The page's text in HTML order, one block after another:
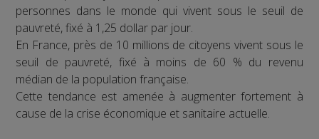
personnes dans le monde qui vivent sous le seuil de
pauvreté, fixé à 1,25 dollar par jour.
En France, près de 10 millions de citoyens vivent sous le
seuil de pauvreté, fixé à moins de 60 % du revenu
médian de la population française.
Cette tendance est amenée à augmenter fortement à
cause de la crise économique et sanitaire actuelle.